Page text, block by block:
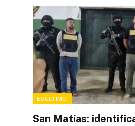
ESÚLTIMO
San Matías: